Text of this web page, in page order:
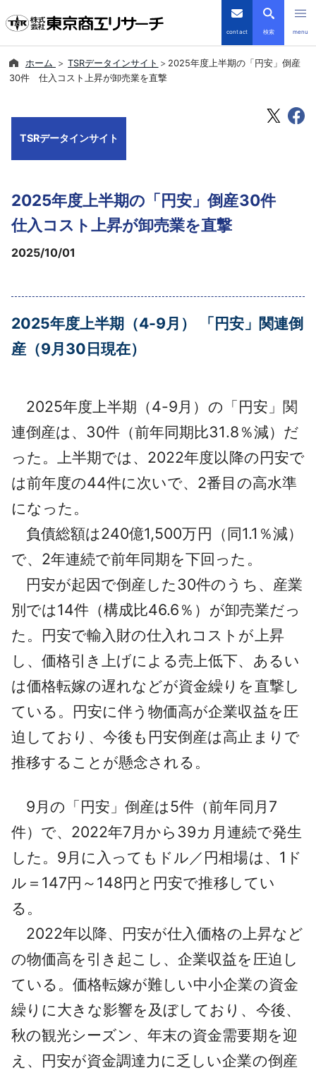
contact 検索 menu
倒産・注目企業情報
会社案内
導入事例
採用情報
English
ホーム TSRデータインサイト
2025年度上半期の「円安」倒産
30件 仕入コスト上昇が卸売業を直撃
TSRデータインサイト
2025年度上半期の「円安」倒産30件
仕入コスト上昇が卸売業を直撃
2025/10/01
2025年度上半期（4-9月） 「円安」関連倒
産（9月30日現在）
2025年度上半期（4-9月）の「円安」関
連倒産は、30件（前年同期比31.8％減）だ
った。上半期では、2022年度以降の円安で
は前年度の44件に次いで、2番目の高水準
になった。
負債総額は240億1,500万円（同1.1％減）
で、2年連続で前年同期を下回った。
円安が起因で倒産した30件のうち、産業
別では14件（構成比46.6％）が卸売業だっ
た。円安で輸入財の仕入れコストが上昇
し、価格引き上げによる売上低下、あるい
は価格転嫁の遅れなどが資金繰りを直撃し
ている。円安に伴う物価高が企業収益を圧
迫しており、今後も円安倒産は高止まりで
推移することが懸念される。
9月の「円安」倒産は5件（前年同月7
件）で、2022年7月から39カ月連続で発生
した。9月に入ってもドル／円相場は、1ド
ル＝147円～148円と円安で推移してい
る。
2022年以降、円安が仕入価格の上昇など
の物価高を引き起こし、企業収益を圧迫し
ている。価格転嫁が難しい中小企業の資金
繰りに大きな影響を及ぼしており、今後、
秋の観光シーズン、年末の資金需要期を迎
え、円安が資金調達力に乏しい企業の倒産